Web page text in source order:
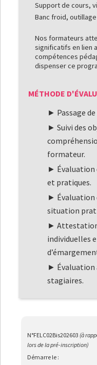
Support de cours,
Banc froid,
Nos formateurs
significatifs en lien
compétences
dispenser ce
MÉTHODE
Passage
Suivi des
formateur.
Évaluation
et pratiques.
Évaluation
situation
individuelles
Évaluation
stagiaires.
N°FELC02Bis202603 (à
lors de la pré-inscription)
Démarre le :